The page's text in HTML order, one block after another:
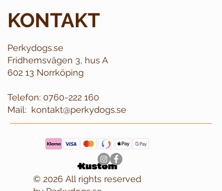
KONTAKT
Perkydogs.se
Fridhemsvägen 3, hus A
602 13 Norrköping
Telefon: 0760-222 160
kontakt@perkydogs.se
Mail:
© 2026 All rights reserved